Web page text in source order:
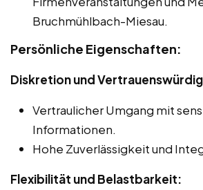
Bruchmühlbach-Miesau.
Persönliche Eigenschaften:
Diskretion und
Vertraulicher Umgang mit
Informationen.
Hohe Zuverlässigkeit und
Flexibilität und Belastbarkeit: